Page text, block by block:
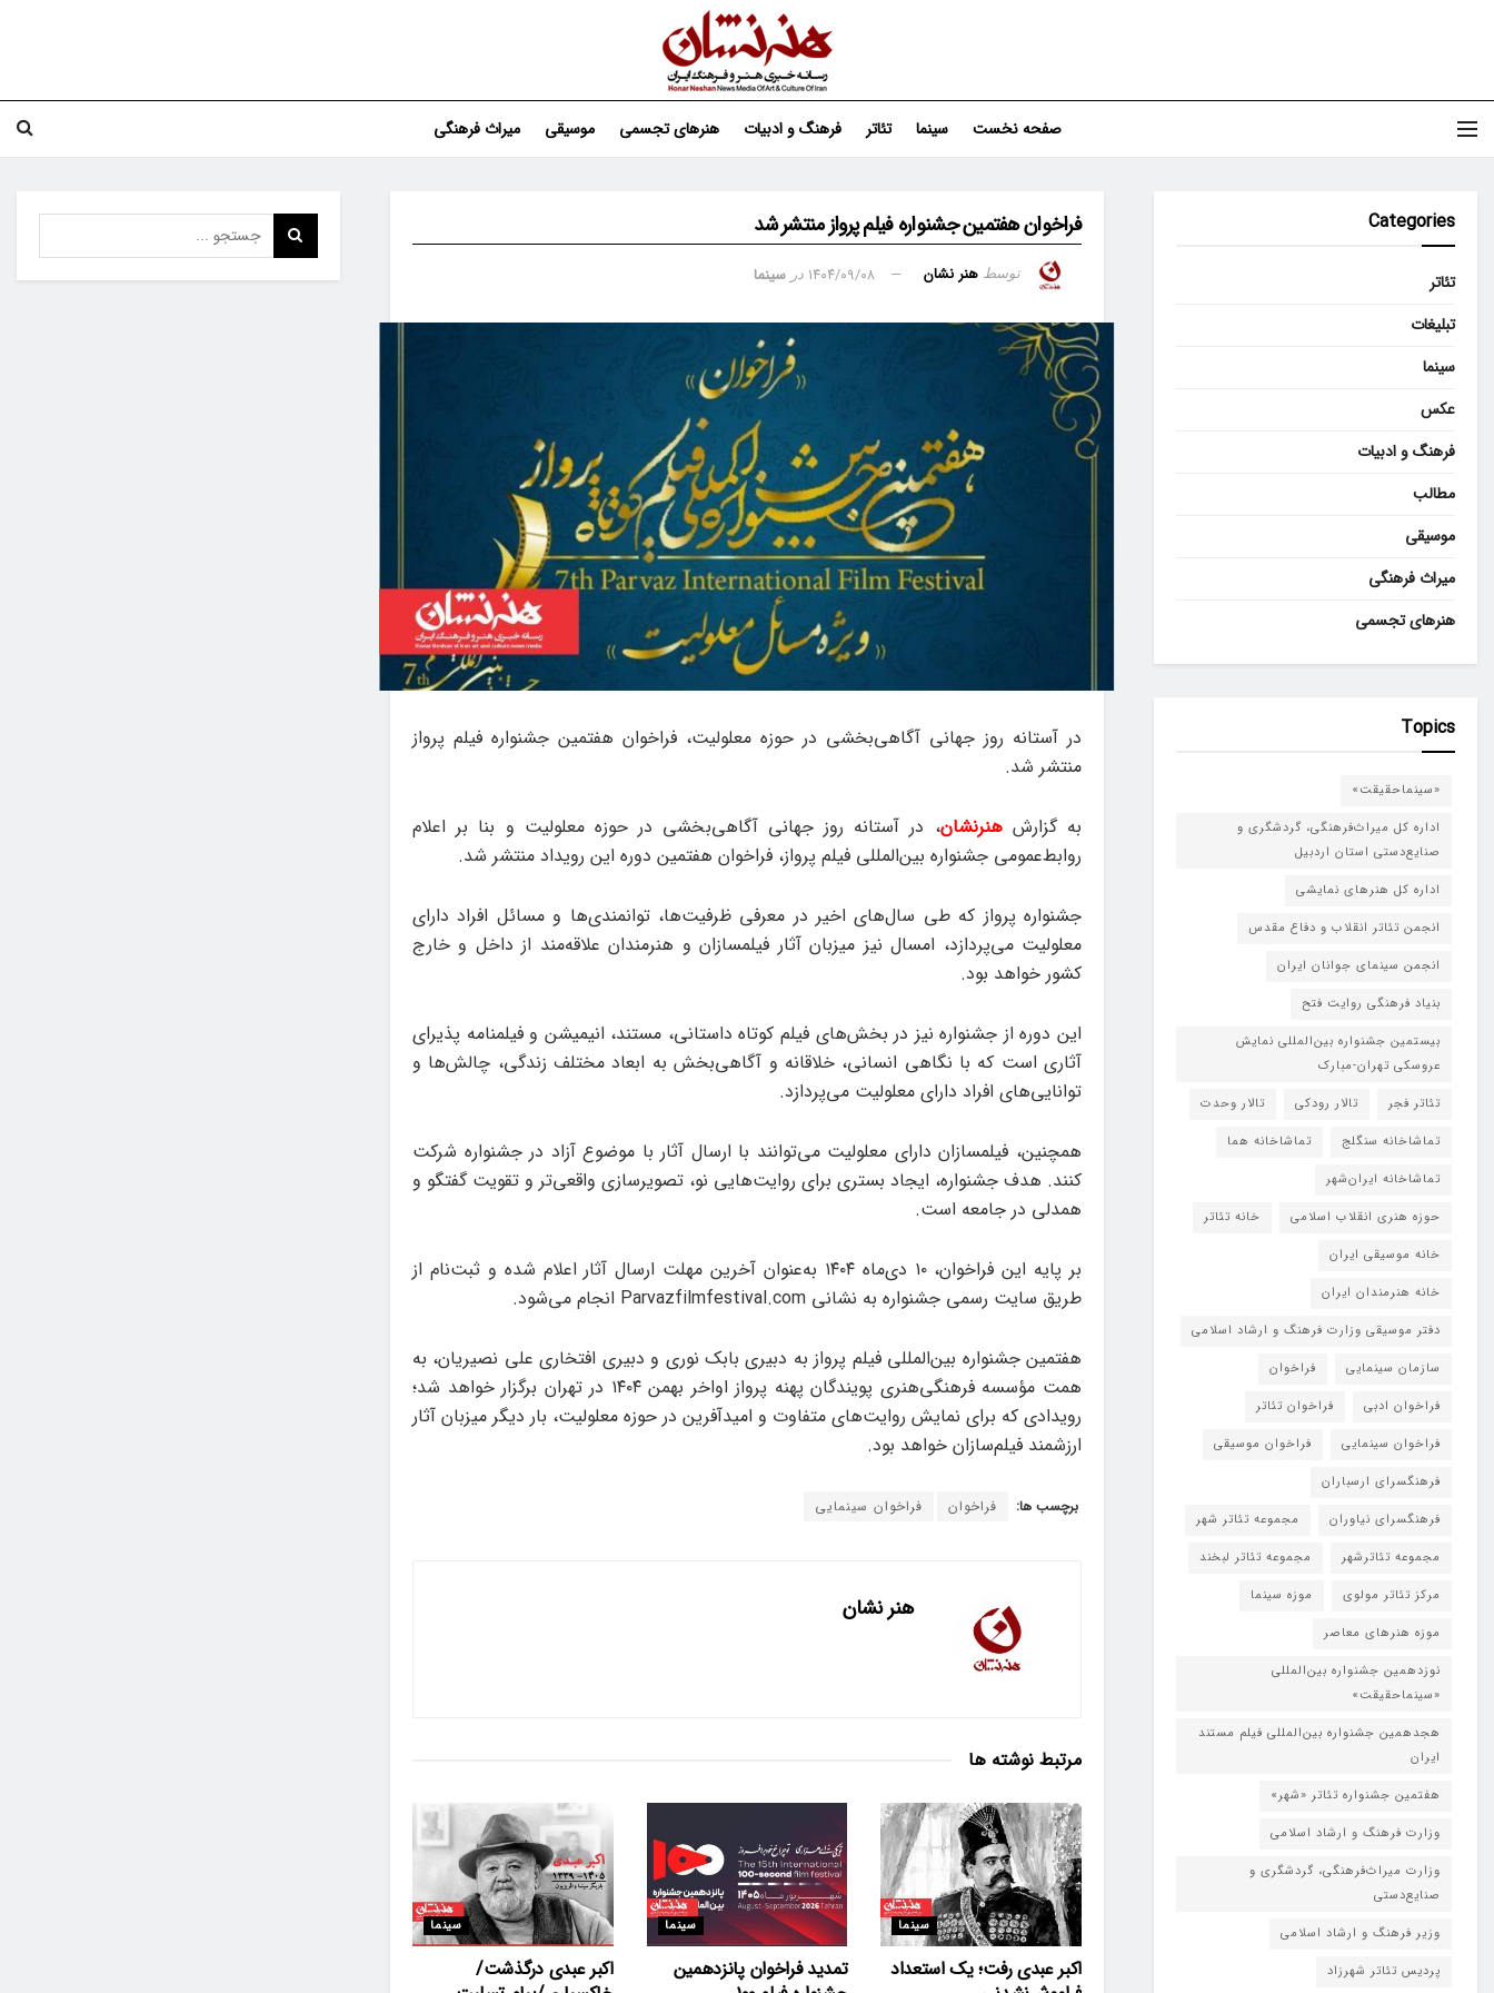
صفحه نخست سینما تئاتر فرهنگ و ادبیات هنرهای تجسمی موسیقی میراث فرهنگی
فراخوان هفتمین جشنواره فیلم پرواز منتشر شد
توسط هنر نشان ۱۴۰۴/۰۹/۰۸ در سینما
در آستانه روز جهانی آگاهی‌بخشی در حوزه معلولیت، فراخوان هفتمین جشنواره فیلم پرواز
منتشر شد.
به گزارشهنرنشان، در آستانه روز جهانی آگاهی‌بخشی در حوزه معلولیت و بنا بر اعلام
روابط‌عمومی جشنواره بین‌المللی فیلم پرواز، فراخوان هفتمین دوره این رویداد منتشر شد.
جشنواره پرواز که طی سال‌های اخیر در معرفی ظرفیت‌ها، توانمندی‌ها و مسائل افراد دارای
معلولیت می‌پردازد، امسال نیز میزبان آثار فیلمسازان و هنرمندان علاقه‌مند از داخل و خارج
کشور خواهد بود.
این دوره از جشنواره نیز در بخش‌های فیلم کوتاه داستانی، مستند، انیمیشن و فیلمنامه پذیرای
آثاری است که با نگاهی انسانی، خلاقانه و آگاهی‌بخش به ابعاد مختلف زندگی، چالش‌ها و
توانایی‌های افراد دارای معلولیت می‌پردازد.
همچنین، فیلمسازان دارای معلولیت می‌توانند با ارسال آثار با موضوع آزاد در جشنواره شرکت
کنند. هدف جشنواره، ایجاد بستری برای روایت‌هایی نو، تصویرسازی واقعی‌تر و تقویت گفتگو و
همدلی در جامعه است.
بر پایه این فراخوان، ۱۰ دی‌ماه ۱۴۰۴ به‌عنوان آخرین مهلت ارسال آثار اعلام شده و ثبت‌نام از
طریق سایت رسمی جشنواره به نشانی Parvazfilmfestival.com انجام می‌شود.
هفتمین جشنواره بین‌المللی فیلم پرواز به دبیری بابک نوری و دبیری افتخاری علی نصیریان، به
همت مؤسسه فرهنگی‌هنری پویندگان پهنه پرواز اواخر بهمن‌ ۱۴۰۴ در تهران برگزار خواهد شد؛
رویدادی که برای نمایش روایت‌های متفاوت و امیدآفرین در حوزه معلولیت، بار دیگر میزبان آثار
ارزشمند فیلم‌سازان خواهد بود.
برچسب ها: فراخوان فراخوان سینمایی
هنر نشان
مرتبط نوشته ها
سینما
اکبر عبدی رفت؛ یک استعداد
سینما
تمدید فراخوان پانزدهمین
سینما
اکبر عبدی درگذشت/
Categories
تئاتر
تبلیغات
سینما
عکس
فرهنگ و ادبیات
مطالب
موسیقی
میراث فرهنگی
هنرهای تجسمی
Topics
«سینماحقیقت»
اداره کل میراث‌فرهنگی، گردشگری و
صنایع‌دستی استان اردبیل
اداره کل هنرهای نمایشی
انجمن تئاتر انقلاب و دفاع مقدس
انجمن سینمای جوانان ایران
بنیاد فرهنگی روایت فتح
بیستمین جشنواره بین‌المللی نمایش
عروسکی تهران-مبارک
تئاتر فجر
تالار رودکی
تالار وحدت
تماشاخانه سنگلج
تماشاخانه هما
تماشاخانه‌ ایران‌شهر
حوزه هنری انقلاب اسلامی
خانه تئاتر
خانه موسیقی ایران
خانه هنرمندان ایران
دفتر موسیقی وزارت فرهنگ و ارشاد اسلامی
سازمان سینمایی
فراخوان
فراخوان ادبی
فراخوان تئاتر
فراخوان سینمایی
فراخوان موسیقی
فرهنگسرای ارسباران
فرهنگسرای نیاوران
مجموعه تئاتر شهر
مجموعه تئاترشهر
مجموعه تئاتر لبخند
مرکز تئاتر مولوی
موزه سینما
موزه هنرهای معاصر
نوزدهمین جشنواره بین‌المللی
«سینماحقیقت»
هجدهمین جشنواره بین‌المللی فیلم مستند
ایران
هفتمین جشنواره تئاتر «شهر»
وزارت فرهنگ و ارشاد اسلامی
وزارت میراث‌فرهنگی، گردشگری و
صنایع‌دستی
وزیر فرهنگ و ارشاد اسلامی
پردیس تئاتر شهرزاد